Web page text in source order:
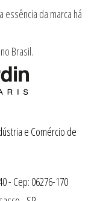
da marca há
Brasil.
e Comércio de
- Cep: 06276-170